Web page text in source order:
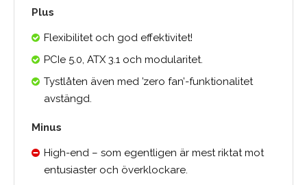
Plus
Flexibilitet och god effektivitet!
PCIe 5.0, ATX 3.1 och modularitet.
Tystlåten även med ’zero fan’-funktionalitet
avstängd.
Minus
High-end – som egentligen är mest riktat mot
entusiaster och överklockare.